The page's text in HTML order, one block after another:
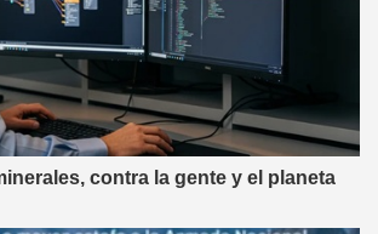
contra la gente y el planeta